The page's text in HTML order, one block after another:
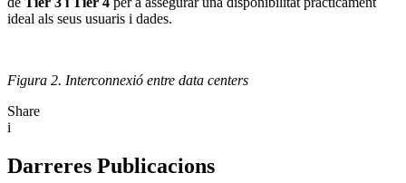
ideal als seus usuaris i dades.
Figura 2. Interconnexió entre data centers
Share
i
Darreres Publicacions